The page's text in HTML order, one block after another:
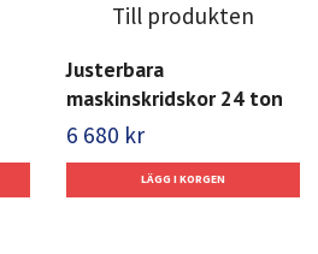
Till produkten
Justerbara
maskinskridskor 24 ton
6 680 kr